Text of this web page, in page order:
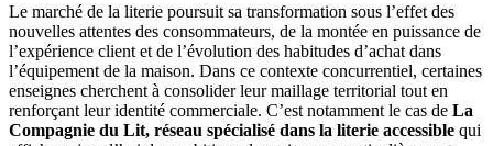
Le marché de la literie poursuit sa transformation sous l’effet des
nouvelles attentes des consommateurs, de la montée en puissance de
l’expérience client et de l’évolution des habitudes d’achat dans
l’équipement de la maison. Dans ce contexte concurrentiel, certaines
enseignes cherchent à consolider leur maillage territorial tout en
renforçant leur identité commerciale. C’est notamment le cas de La
Compagnie du Lit, réseau spécialisé dans la literie accessible qui